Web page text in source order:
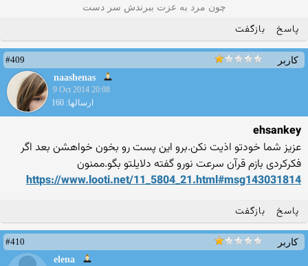
چون مرد به عزت ببرندش سر دست
پاسخ بازگفت
کاربر
#409
naashenas
9 Oct 2014 20:08
ارسالها: 160
ehsankey
عزیز شما خودتو اذیت نکن.برو این پست رو بخون خواهشن بعد اگر
فکرکردی بازم قرآن سرعت نورو گفته دلایلتو بگو.ممنون
https://www.looti.net/11_5804_21.html#msg143031814
پاسخ بازگفت
کاربر
#410
elena